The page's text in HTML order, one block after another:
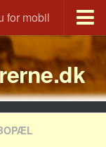
for mobil